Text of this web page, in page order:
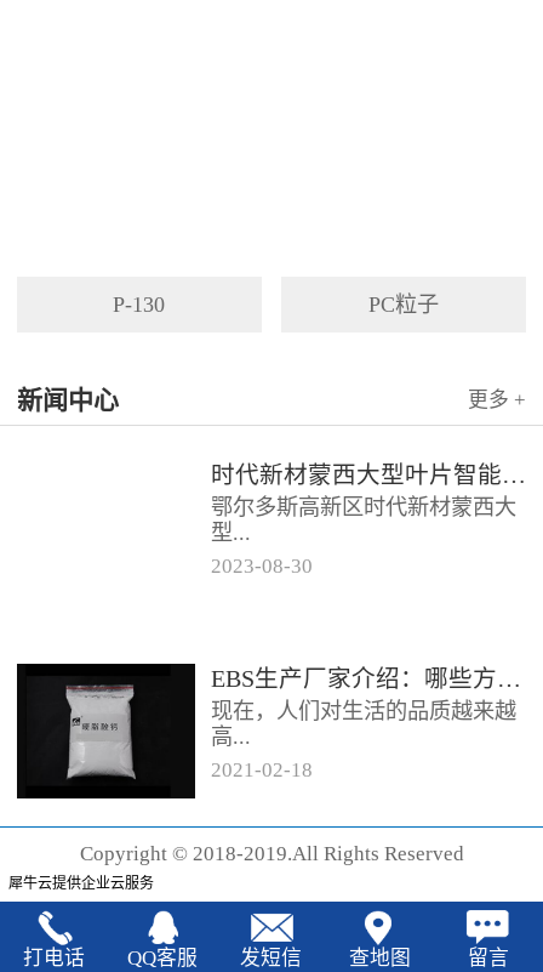
P-130 PC粒子
新闻中心 更多 +
时代新材蒙西大型叶片智能制造基地项目开工
鄂尔多斯高新区时代新材蒙西大
型...
分为...
2023-08-30
EBS生产厂家‍介绍：哪些方法可以验证EBS的润滑效果
现在，人们对生活的品质越来越
高...
声也越来越强烈，很多厂家在利
2021-02-18
Copyright © 2018-2019.All Rights Reserved
犀牛云提供企业云服务
打电话 QQ客服 发短信 查地图 留言